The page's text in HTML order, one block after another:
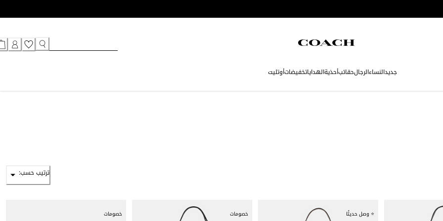
جديدالنساءالرجالحقائبأحذيةالهداياتخفيضاتأوتليت
ترتيب حسب:
⭐ وصل حديثًا خصومات خصومات